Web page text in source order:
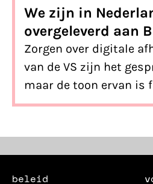
We zijn in
overgeleverd aan
Zorgen over digitale
van de VS zijn het
maar de toon ervan is
schreef Evelyn in een
digitaal talent.
beleid